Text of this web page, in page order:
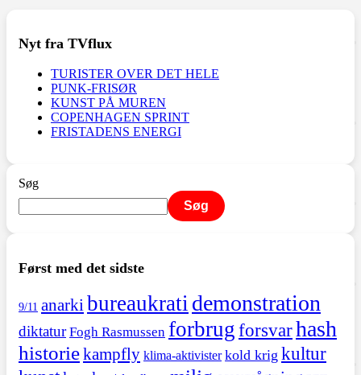
Nyt fra TVflux
TURISTER OVER DET HELE
PUNK-FRISØR
KUNST PÅ MUREN
COPENHAGEN SPRINT
FRISTADENS ENERGI
Søg
Søg
Først med det sidste
9/11 anarki bureaukrati demonstration
diktatur Fogh Rasmussen forbrugforsvarhash
historiekampfly klima-aktivister kold krig kultur